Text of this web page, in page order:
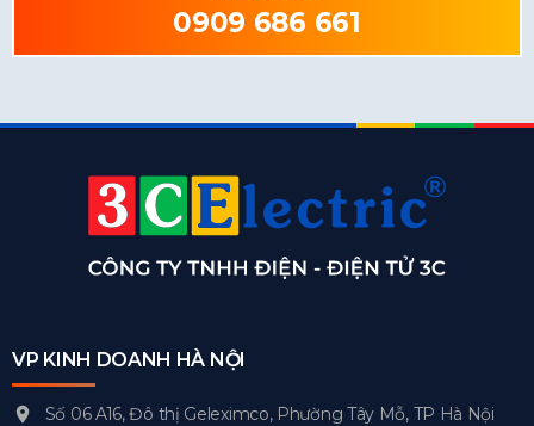
0909 686 661
VP KINH DOANH HÀ NỘI
Số 06 A16, Đô thị Geleximco, Phường Tây Mỗ, TP Hà Nội